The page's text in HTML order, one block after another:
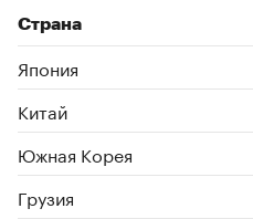
Страна
Япония
Китай
Южная Корея
Грузия